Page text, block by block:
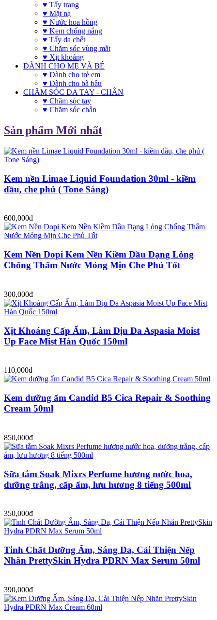
♥ Tẩy trang
♥ Mặt nạ
♥ Nước hoa hồng
♥ Kem chống nắng
♥ Tẩy da chết
♥ Chăm sóc vùng mắt
♥ Xịt khoáng
DÀNH CHO MẸ VÀ BÉ
♥ Dành cho trẻ em
♥ Dành cho bà bầu
CHĂM SÓC DA TAY - CHÂN
♥ Chăm sóc tay
♥ Chăm sóc chân
Sản phẩm Mới nhất
Kem nền Limae Liquid Foundation 30ml - kiềm
dầu, che phủ ( Tone Sáng)
600,000đ
Kem Nền Dopi Kem Nền Kiềm Dầu Dạng Lỏng
Chống Thấm Nước Mỏng Mịn Che Phủ Tốt
300,000đ
Xịt Khoáng Cấp Ẩm, Làm Dịu Da Aspasia Moist
Up Face Mist Hàn Quốc 150ml
110,000đ
Kem dưỡng ẩm Candid B5 Cica Repair & Soothing
Cream 50ml
850,000đ
Sữa tắm Soak Mixrs Perfume hương nước hoa,
dưỡng trắng, cấp ẩm, lưu hương 8 tiếng 500ml
350,000đ
Tinh Chất Dưỡng Ẩm, Sáng Da, Cải Thiện Nếp
Nhăn PrettySkin Hydra PDRN Max Serum 50ml
390,000đ